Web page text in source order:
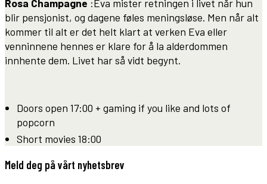
Rosa Champagne :Eva mister retningen i livet når hun
blir pensjonist, og dagene føles meningsløse. Men når alt
kommer til alt er det helt klart at verken Eva eller
venninnene hennes er klare for å la alderdommen
innhente dem. Livet har så vidt begynt.
Doors open 17:00 + gaming if you like and lots of
popcorn
Short movies 18:00
Meld deg på vårt nyhetsbrev